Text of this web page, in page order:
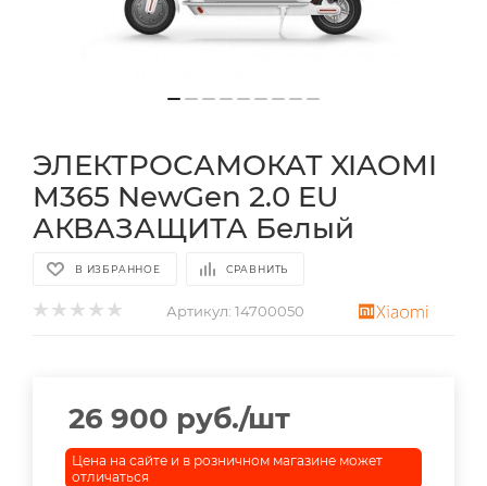
ЭЛЕКТРОСАМОКАТ XIAOMI
M365 NewGen 2.0 EU
АКВАЗАЩИТА Белый
В ИЗБРАННОЕ СРАВНИТЬ
Артикул: 14700050
26 900 руб./шт
Цена на сайте и в розничном магазине может
отличаться